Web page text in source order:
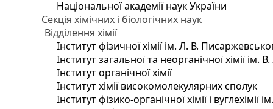
Національної академії наук України
Секція хімічних і біологічних наук
Відділення хімії
Інститут фізичної хімії ім. Л. В.
Інститут загальної та неорганічної хімії ім.
Інститут органічної хімії
Інститут хімії високомолекулярних сполук
Інститут фізико-органічної хімії і